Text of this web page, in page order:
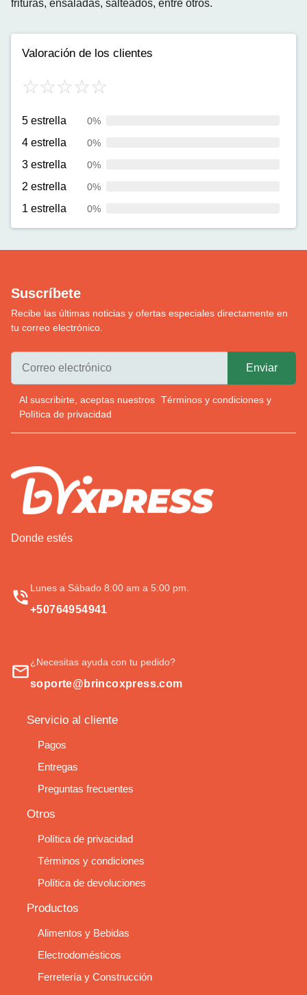
frituras, ensaladas, salteados, entre otros.
Valoración de los clientes
5 estrella 0%
4 estrella 0%
3 estrella 0%
2 estrella 0%
1 estrella 0%
Suscríbete
Recibe las últimas noticias y ofertas especiales directamente en
tu correo electrónico.
Al suscribirte, aceptas nuestros Términos y condiciones y
Política de privacidad
Donde estés
Lunes a Sábado 8:00 am a 5:00 pm.
+50764954941
¿Necesitas ayuda con tu pedido?
soporte@brincoxpress.com
Servicio al cliente
Pagos
Entregas
Preguntas frecuentes
Otros
Política de privacidad
Términos y condiciones
Política de devoluciones
Productos
Alimentos y Bebidas
Electrodomésticos
Ferretería y Construcción